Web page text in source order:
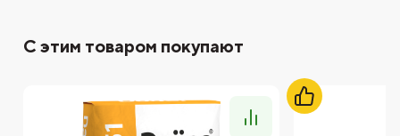
С этим товаром покупают